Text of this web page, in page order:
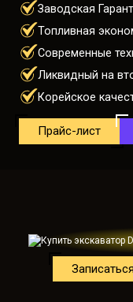
Заводская
Топливная
Современные
Ликвидный на
Корейское
Прайс-лист